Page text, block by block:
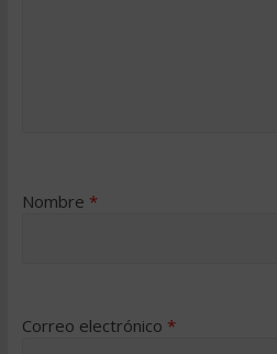
Nombre *
Correo electrónico *